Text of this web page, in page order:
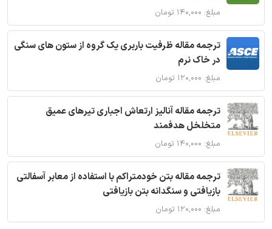
مبلغ: ۱۴۰,۰۰۰ تومان
ترجمه مقاله ظرفیت باربری یک گروه از ستون های سنگی
در خاک نرم
مبلغ: ۱۲۰,۰۰۰ تومان
ترجمه مقاله آنالیز ارتعاش اجباری تیرهای عمیق
متخلخل هدفمند
مبلغ: ۱۴۰,۰۰۰ تومان
ترجمه مقاله بتن خودمتراکم با استفاده از معابر آسفالتی
بازیافتی و سنگدانه بتن بازیافتی
مبلغ: ۱۲۰,۰۰۰ تومان